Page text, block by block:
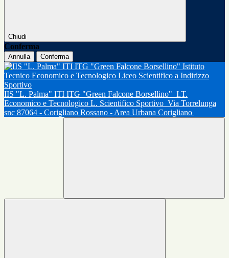
Chiudi
Conferma
Annulla Conferma
IIS "L. Palma" ITI ITG "Green Falcone Borsellino" I.T.
Economico e Tecnologico L. Scientifico Sportivo Via Torrelunga
snc 87064 - Corigliano Rossano - Area Urbana Corigliano